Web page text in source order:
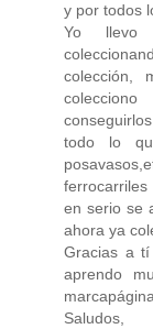
y por todos
Yo llevo
colección,
todo lo
ferrocarriles
en serio se
ahora ya
Gracias a
aprendo
Saludos,